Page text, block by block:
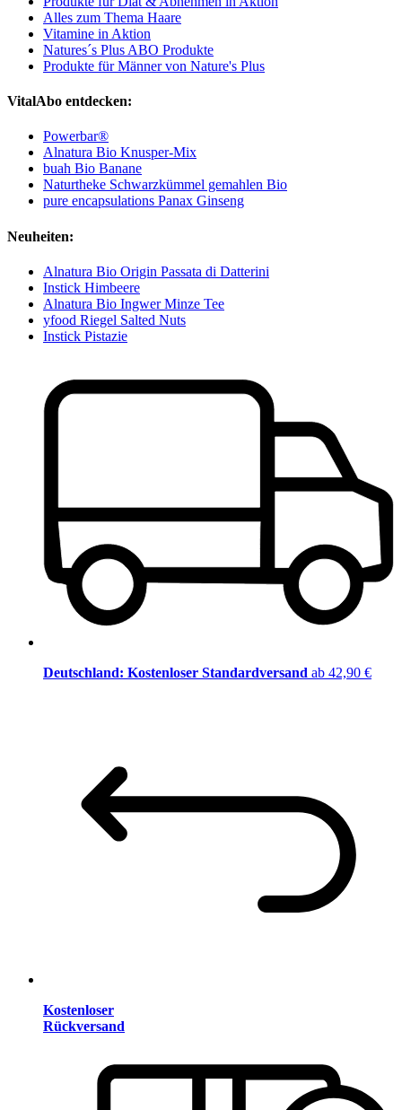
Alles zum Thema Haare
Vitamine in Aktion
Natures´s Plus ABO Produkte
Produkte für Männer von Nature's Plus
VitalAbo entdecken:
Powerbar®
Alnatura Bio Knusper-Mix
buah Bio Banane
Naturtheke Schwarzkümmel gemahlen Bio
pure encapsulations Panax Ginseng
Neuheiten:
Alnatura Bio Origin Passata di Datterini
Instick Himbeere
Alnatura Bio Ingwer Minze Tee
yfood Riegel Salted Nuts
Instick Pistazie
Deutschland: Kostenloser Standardversand ab 42,90 €
Kostenloser
Rückversand